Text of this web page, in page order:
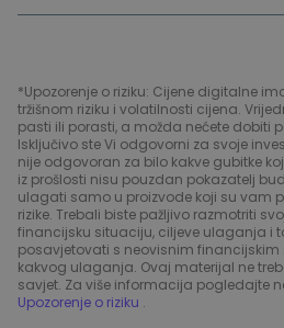
*Upozorenje o riziku: Cijene digitalne
tržišnom riziku i volatilnosti cijena.
pasti ili porasti, a možda nećete dobiti
Isključivo ste Vi odgovorni za svoje
nije odgovoran za bilo kakve gubitke
iz prošlosti nisu pouzdan pokazatelj
ulagati samo u proizvode koji su vam
rizike. Trebali biste pažljivo razmotriti
financijsku situaciju, ciljeve ulaganja i
posavjetovati s neovisnim financijskim
kakvog ulaganja. Ovaj materijal ne
savjet. Za više informacija pogledajte
Upozorenje o riziku .